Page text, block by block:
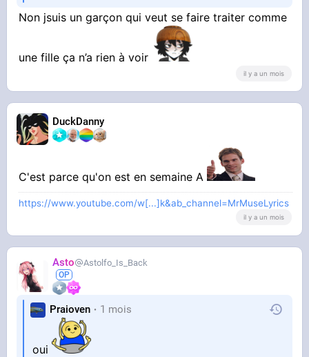
Non jsuis un garçon qui veut se faire traiter comme
une fille ça n’a rien à voir
il y a un mois
DuckDanny
C'est parce qu'on est en semaine A
https://www.youtube.com/w[...]k&ab_channel=MrMuseLyrics
il y a un mois
Asto Astolfo_Is_Back
Praioven 1 mois
oui